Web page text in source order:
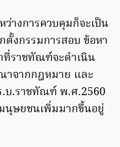
างการควบคุมก็จะเป็น
งกรรมการสอบ ข้อหา
ที่ราชทัณฑ์จะดำเนิน
าจากกฎหมาย และ
.บ.ราชทัณฑ์ พ.ศ.2560
นุษยชนเพิ่มมากขึ้นอยู่